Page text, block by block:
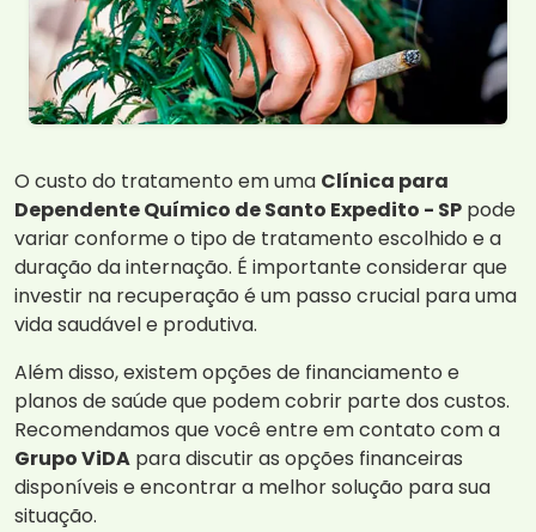
O custo do tratamento em uma Clínica para
Dependente Químico de Santo Expedito - SP pode
variar conforme o tipo de tratamento escolhido e a
duração da internação. É importante considerar que
investir na recuperação é um passo crucial para uma
vida saudável e produtiva.
Além disso, existem opções de financiamento e
planos de saúde que podem cobrir parte dos custos.
Recomendamos que você entre em contato com a
Grupo ViDA para discutir as opções financeiras
disponíveis e encontrar a melhor solução para sua
situação.